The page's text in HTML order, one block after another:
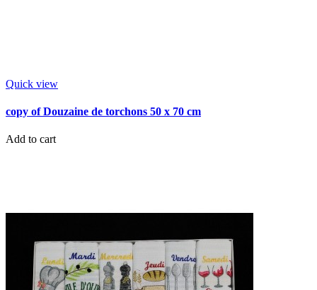
Quick view
copy of Douzaine de torchons 50 x 70 cm
Add to cart